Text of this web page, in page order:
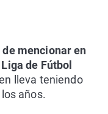
mencionar en
de Fútbol
lleva teniendo
años.